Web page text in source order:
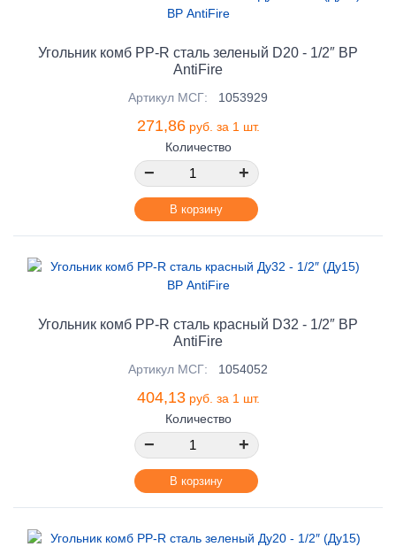
Угольник комб PP-R сталь зеленый D20 - 1/2″ ВР
AntiFire
Артикул МСГ: 1053929
271,86руб. за 1 шт.
Количество
− +
В корзину
Угольник комб PP-R сталь красный D32 - 1/2″ ВР
AntiFire
Артикул МСГ: 1054052
404,13руб. за 1 шт.
Количество
− +
В корзину